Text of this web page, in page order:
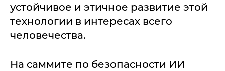
устойчивое и этичное развитие этой
технологии в интересах всего
человечества.
На саммите по безопасности ИИ